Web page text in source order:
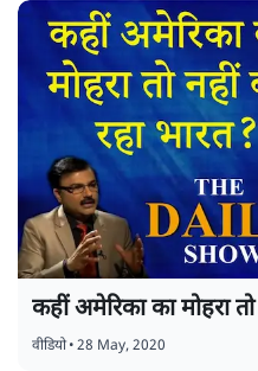
कहीं अमेरिका का मोहरा
वीडियो•28 May, 2020